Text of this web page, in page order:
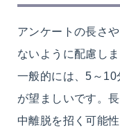
アンケートの長さ
ないように配慮しま
一般的には、5～
が望ましいです。
中離脱を招く可能